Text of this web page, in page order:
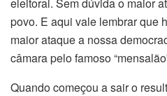
povo. E aqui vale lembrar que
maior ataque a nossa
câmara pelo famoso
Quando começou a sair o